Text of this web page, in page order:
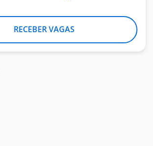
RECEBER VAGAS